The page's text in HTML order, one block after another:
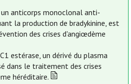
anticorps monoclonal anti-
la production de bradykinine, est
des crises d'angiœdème
estérase, un dérivé du plasma
dans le traitement des crises
héréditaire.